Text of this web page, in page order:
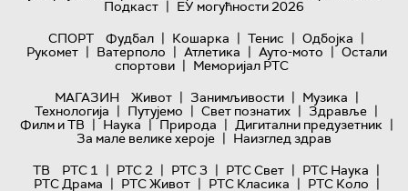
Подкаст | ЕУ могућности 2026
СПОРТ
Фудбал | Кошарка | Тенис | Одбојка |
Рукомет | Ватерполо | Атлетика | Ауто-мото | Остали
спортови | Меморијал РТС
МАГАЗИН
Живот | Занимљивости | Музика |
Технологијa | Путујемо | Свет познатих | Здравље |
Филм и ТВ | Наука | Природа | Дигитални предузетник |
За мале велике хероје | Наизглед здрав
ТВ
РТС 1 | РТС 2 | РТС 3 | РТС Свет | РТС Наука |
РТС Драма | РТС Живот | РТС Класика | РТС Коло |